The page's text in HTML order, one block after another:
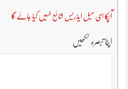
آپکا ای میل ایڈریس شائع نہیں کیا جائے گا
اپنا تبصرہ لکھیں